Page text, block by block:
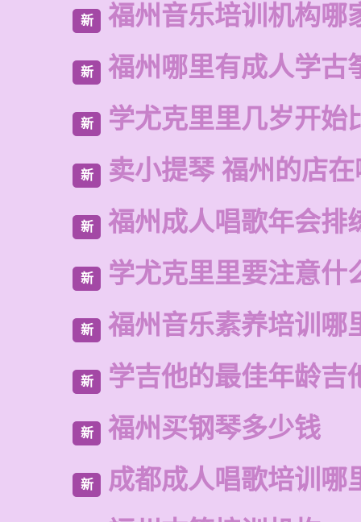
新 福州音乐培训机构哪
新 福州哪里有成人学古
新 学尤克里里几岁开始
新 卖小提琴 福州的店
新 福州成人唱歌年会排
新 学尤克里里要注意什
新 福州音乐素养培训哪
新 学吉他的最佳年龄吉
新 福州买钢琴多少钱
新
成都成人唱歌培训哪